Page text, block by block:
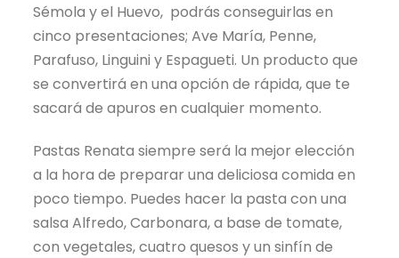
Sémola y el Huevo, podrás conseguirlas en
cinco presentaciones; Ave María, Penne,
Parafuso, Linguini y Espagueti. Un producto que
se convertirá en una opción de rápida, que te
sacará de apuros en cualquier momento.
Pastas Renata siempre será la mejor elección
a la hora de preparar una deliciosa comida en
poco tiempo. Puedes hacer la pasta con una
salsa Alfredo, Carbonara, a base de tomate,
con vegetales, cuatro quesos y un sinfín de